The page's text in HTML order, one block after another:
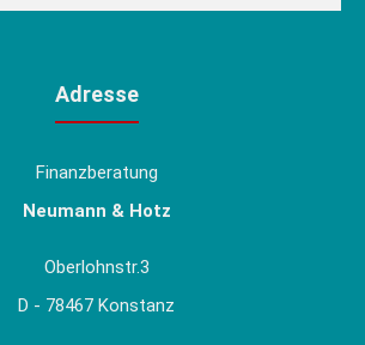
Adresse
Finanzberatung
Neumann & Hotz
Oberlohnstr.3
D - 78467 Konstanz